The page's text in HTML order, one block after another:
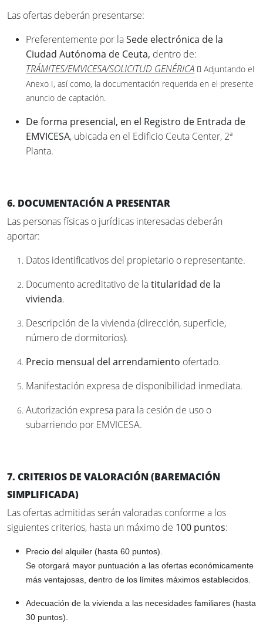
Las ofertas deberán presentarse:
Preferentemente por laSede electrónica de la
Ciudad Autónoma de Ceuta, dentro de:
TRÁMITES/EMVICESA/SOLICITUD GENÉRICA  Adjuntando el
Anexo I, así como, la documentación requerida en el presente
anuncio de captación.
De forma presencial, en el Registro de Entrada de
EMVICESA, ubicada en el Edificio Ceuta Center, 2ª
Planta.
6. DOCUMENTACIÓN A PRESENTAR
Las personas físicas o jurídicas interesadas deberán
aportar:
Datos identificativos del propietario o representante.
Documento acreditativo de latitularidad de la
vivienda.
Descripción de la vivienda (dirección, superficie,
número de dormitorios).
Precio mensual del arrendamiento ofertado.
Manifestación expresa de disponibilidad inmediata.
Autorización expresa para la cesión de uso o
subarriendo por EMVICESA.
7. CRITERIOS DE VALORACIÓN (BAREMACIÓN
SIMPLIFICADA)
Las ofertas admitidas serán valoradas conforme a los
siguientes criterios, hasta un máximo de 100 puntos:
Precio del alquiler (hasta 60 puntos).
Se otorgará mayor puntuación a las ofertas económicamente
más ventajosas, dentro de los límites máximos establecidos.
Adecuación de la vivienda a las necesidades familiares (hasta
30 puntos).